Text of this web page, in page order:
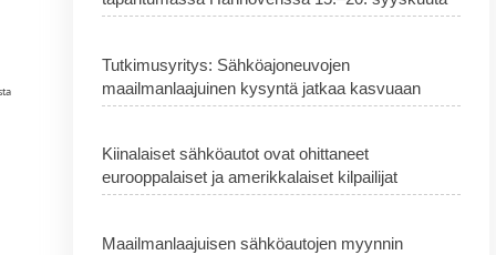
Tutkimusyritys: Sähköajoneuvojen
maailmanlaajuinen kysyntä jatkaa kasvuaan
Kiinalaiset sähköautot ovat ohittaneet
eurooppalaiset ja amerikkalaiset kilpailijat
Maailmanlaajuisen sähköautojen myynnin